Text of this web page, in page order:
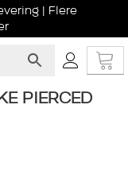
| Flere
PIERCED